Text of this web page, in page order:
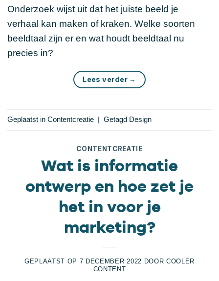
Onderzoek wijst uit dat het juiste beeld je
verhaal kan maken of kraken. Welke soorten
beeldtaal zijn er en wat houdt beeldtaal nu
precies in?
Lees verder →
Geplaatst in Contentcreatie | Getagd Design
CONTENTCREATIE
Wat is informatie
ontwerp en hoe zet je
het in voor je
marketing?
GEPLAATST OP 7 DECEMBER 2022 DOOR COOLER
CONTENT